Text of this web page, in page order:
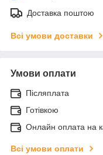
Доставка поштою
Всі умови доставки
Умови оплати
Післяплата
Готівкою
Онлайн оплата на
Всі умови оплати